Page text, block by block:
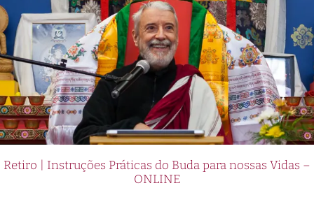
Retiro | Instruções Práticas do Buda para nossas Vidas –
ONLINE